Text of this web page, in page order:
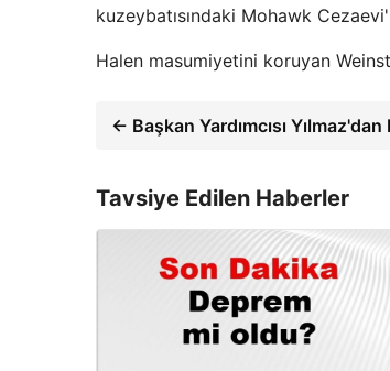
kuzeybatısındaki Mohawk
Halen masumiyetini koruyan
← Başkan Yardımcısı
Tavsiye Edilen Haberler